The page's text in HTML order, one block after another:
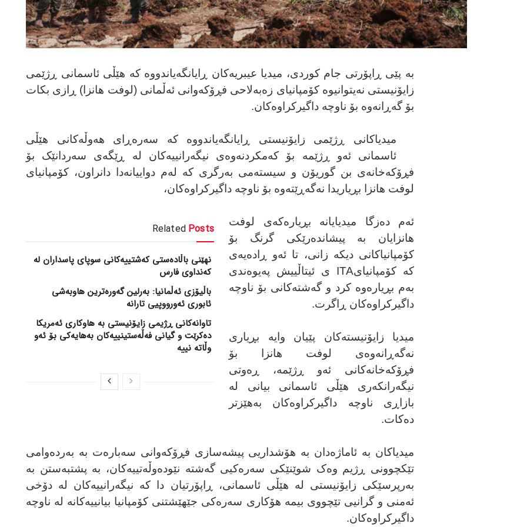
بە پێی ڕاپۆرتی جام کوردی، میدیا عیبریەکان ڕایانگەیاندووە کە هێڵی ئاسمانی ڕژێمی
زایۆنیستی نەیتوانیوە کۆمپانیای زەبەلاحی فڕۆکەوانی ئەڵمانی (لوفت هانزا) ڕازی بکات
بۆ گەڕانەوە بۆ ناوچە داگیرکراوەکان.
میدیاکانی ڕژێمی زایۆنیستی ڕایانگەیاندووە کە سەرەڕای هەوڵەکانی هێڵی
ئاسمانی ئەو ڕژێمە بۆ کەمکردنەوەی نیگەرانییەکان لە ڕێگەی سەردانێک بۆ
فڕۆکەخانەی بن گوریۆن و سیستەمی بەرگری کە لەم دواییانەدا دانراون، کۆمپانیای
لوفت هانزا بڕیاریدا نەگەڕێتەوە بۆ ناوچە داگیرکراوەکان،
Related Posts
نهێنی باڵادەستی کەشتییەکانی سوپای پاسداران لە
کەنداوی فارس
باڵیۆزی ئەڵمانیا: بەرلین گەورەترین هاوبەشی
ئابوری ئەورووپیی تارانە
تاوانەکانی ڕژیمی زایۆنیستی بە هاوکاری ئەمریکا
دەکرێت و گیانی فەڵەستینییەکان بەهایەکی بۆ ئەو
وڵاتە نییە
ئەم دەزگا میدیایانە بڕیارەکەی لوفت
هانزایان بە پیشاندەرێکی گرنگ بۆ
کۆمپانیاکانی دیکە زانی، تا ئەو ڕادەیەی
کە کۆمپانیایITA ی ئیتاڵییش پەیوەندی
بەم بڕیارەوە کرد و گەشتەکانی بۆ ناوچە
داگیرکراوەکان ڕاگرت.
میدیا زایۆنیستەکان پێیان وایە بڕیاری
نەگەڕانەوەی لوفت هانزا بۆ
فڕۆکەخانەکانی ئەو ڕژێمە، ڕەوتی
نیگەرانکەری هێڵی ئاسمانی بیانی لە
بازاڕی ناوچە داگیرکراوەکان بەهێزتر
دەکات.
میدیاکان بە ئاماژەدان بە هۆشداریی پیشەسازی فڕۆکەوانی سەبارەت بە بەردەوامی
تێکچوونی ڕژیم وەک شوێنێکی سەرەکیی گەشتە نێودەوڵەتییەکان، بە پشتبەستن بە
بەرپرسێکی زایۆنیستی لە هێڵی ئاسمانی، ڕاپۆرتیان دا کە نیگەرانییەکان لە دۆخی
ئەمنی و گرانیی تێچووی بیمە هۆکاری سەرەکی جێهێشتنی کۆمپانیا بیانییەکانە لە ناوچە
داگیرکراوەکان.